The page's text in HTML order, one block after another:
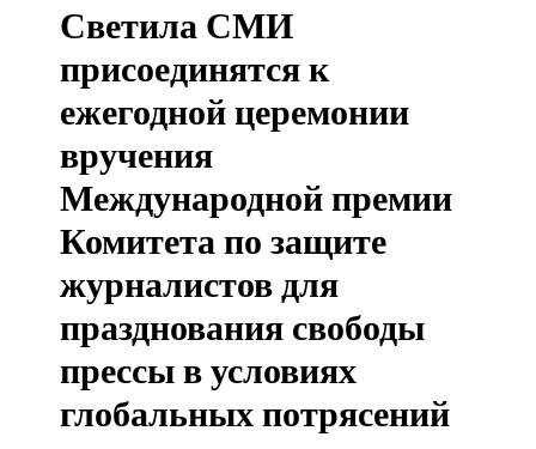
Светила СМИ
присоединятся к
ежегодной церемонии
вручения
Международной премии
Комитета по защите
журналистов для
празднования свободы
прессы в условиях
глобальных потрясений